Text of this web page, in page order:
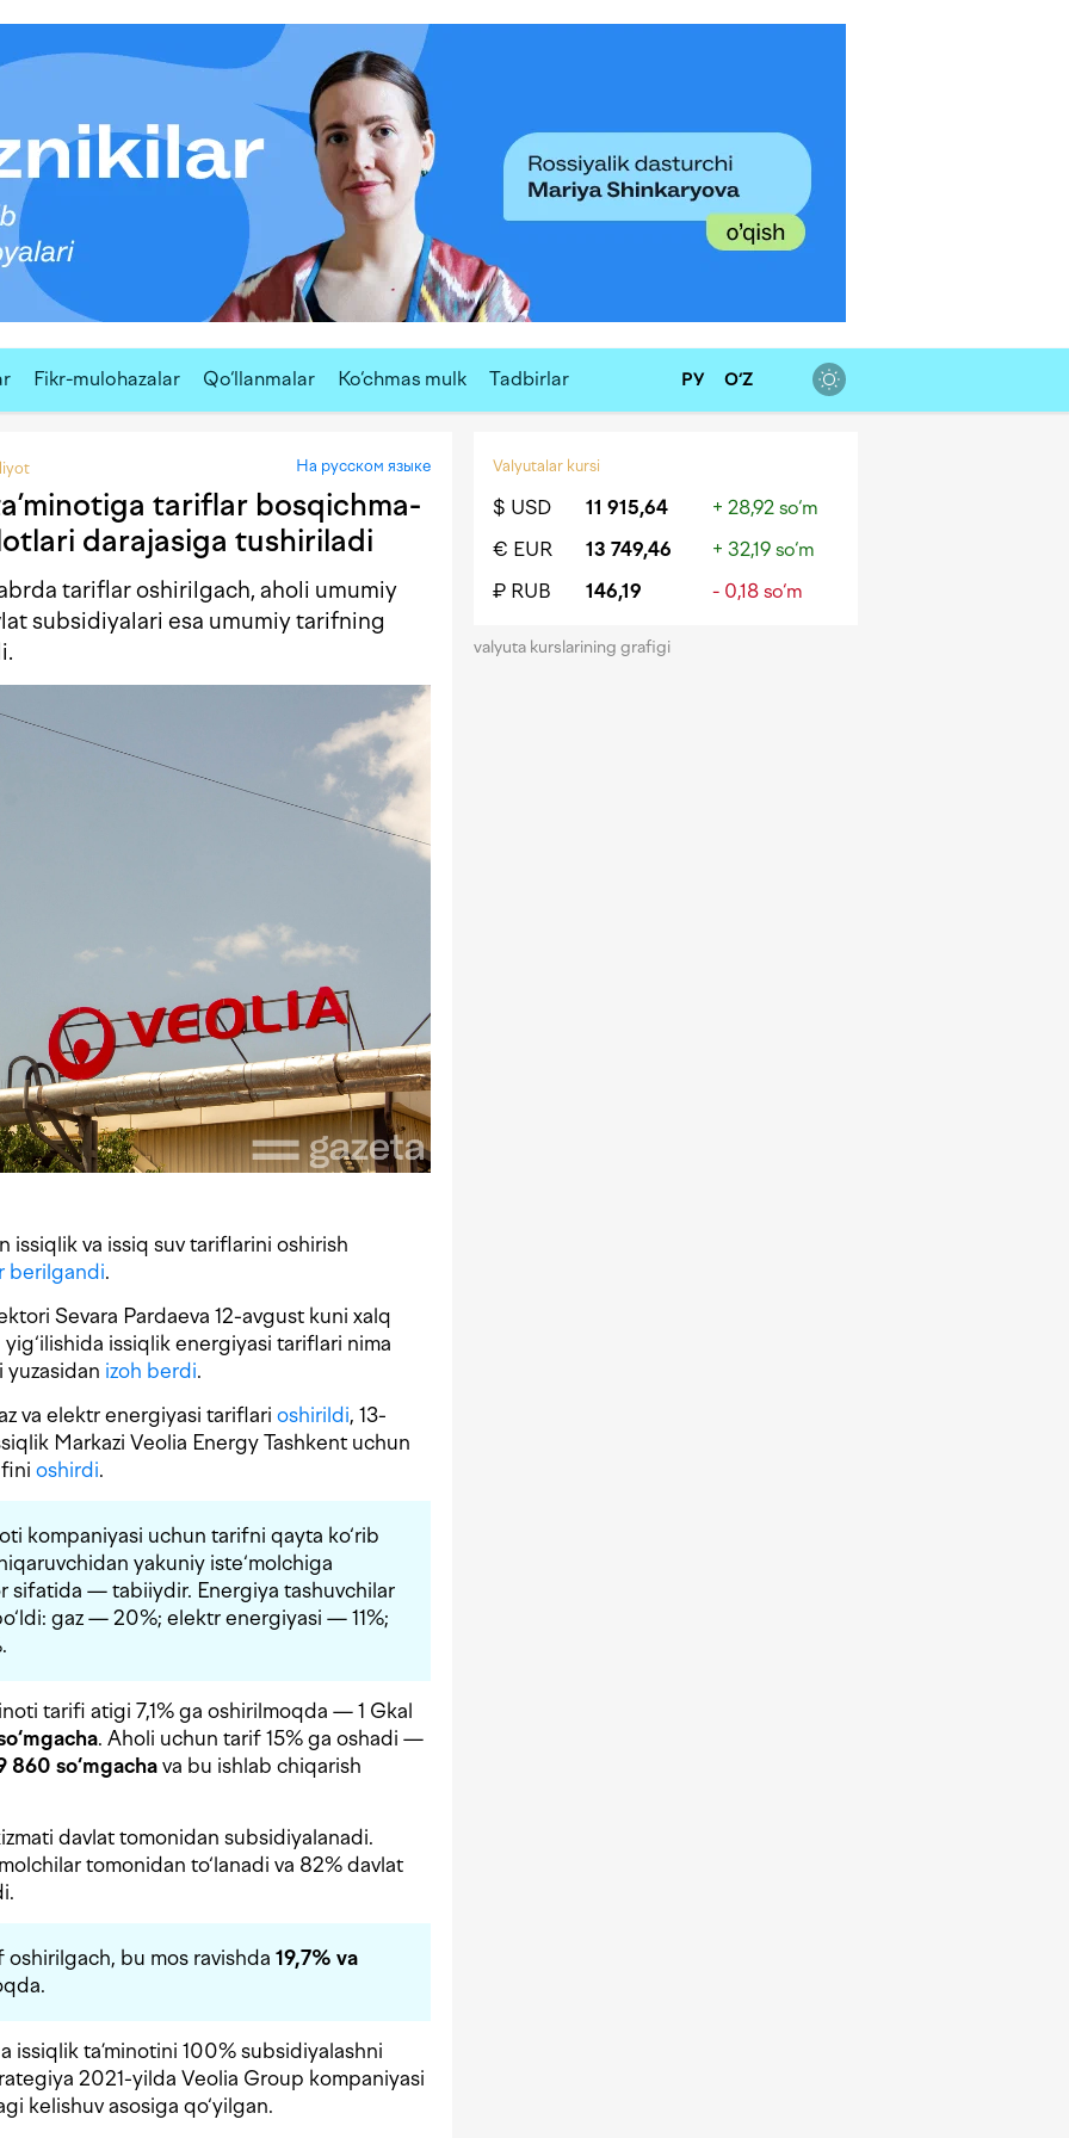
Fikr-mulohazalar Qo‘llanmalar Ko‘chmas mulk Tadbirlar РУ O‘Z
На русском языке
tariflar bosqichma-
darajasiga tushiriladi
tariflar oshirilgach, aholi umumiy
subsidiyalari esa umumiy tarifning
issiqlik va issiq suv tariflarini oshirish
berilgandi.
Sevara Pardaeva 12-avgust kuni xalq
issiqlik energiyasi tariflari nima
yuzasidan izoh berdi.
va elektr energiyasi tariflari oshirildi, 13-
Markazi Veolia Energy Tashkent uchun
oshirdi.
kompaniyasi uchun tarifni qayta ko‘rib
yakuniy iste‘molchiga
sifatida — tabiiydir. Energiya tashuvchilar
gaz — 20%; elektr energiyasi — 11%;
tarifi atigi 7,1% ga oshirilmoqda — 1 Gkal
. Aholi uchun tarif 15% ga oshadi —
860 so‘mgacha va bu ishlab chiqarish
davlat tomonidan subsidiyalanadi.
tomonidan to‘lanadi va 82% davlat
bu mos ravishda 19,7% va
ta’minotini 100% subsidiyalashni
2021-yilda Veolia Group kompaniyasi
kelishuv asosiga qo‘yilgan.
Valyutalar kursi
$ USD 11 915,64
+ 28,92 so‘m
€ EUR
13 749,46
+ 32,19 so‘m
₽ RUB
146,19 - 0,18 so‘m
valyuta kurslarining grafigi